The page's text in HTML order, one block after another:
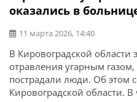
оказались в
11 марта 2026, 14:40
В Кировоградской области
отравления угарным газом,
пострадали люди. Об этом
Кировоградской области. В